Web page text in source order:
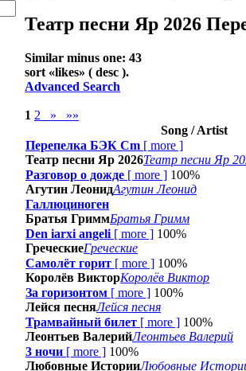
Театр песни Яр 2026
Similar minus one: 43
sort «likes» ( desc ).
Advanced Search
1 2 »
»»
Song / Artist
Перепелка БЭК Cm [ more ]
Театр песни Яр 2026Театр песни Яр
Разговор о дожде [ more ] 100%
Агутин ЛеонидАгутин Леонид
Галлюциноген
Братья ГриммБратья Гримм
Den iarxi angeli [ more ] 100%
ГреческиеГреческие
Самолёт горит [ more ] 100%
Королёв ВикторКоролёв Виктор
За горизонтом [ more ] 100%
Лейся песняЛейся песня
Трамвайный билет [ more ] 100%
Леонтьев ВалерийЛеонтьев Валерий
3 ночи [ more ] 100%
Любовные ИсторииЛюбовные